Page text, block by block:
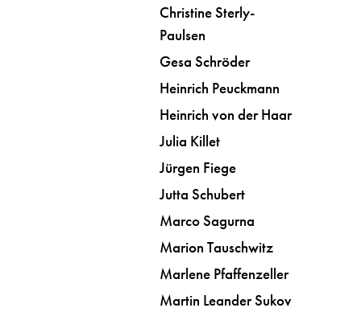
Christine Sterly-
Paulsen
Gesa Schröder
Heinrich Peuckmann
Heinrich von der Haar
Julia Killet
Jürgen Fiege
Jutta Schubert
Marco Sagurna
Marion Tauschwitz
Marlene Pfaffenzeller
Martin Leander Sukov